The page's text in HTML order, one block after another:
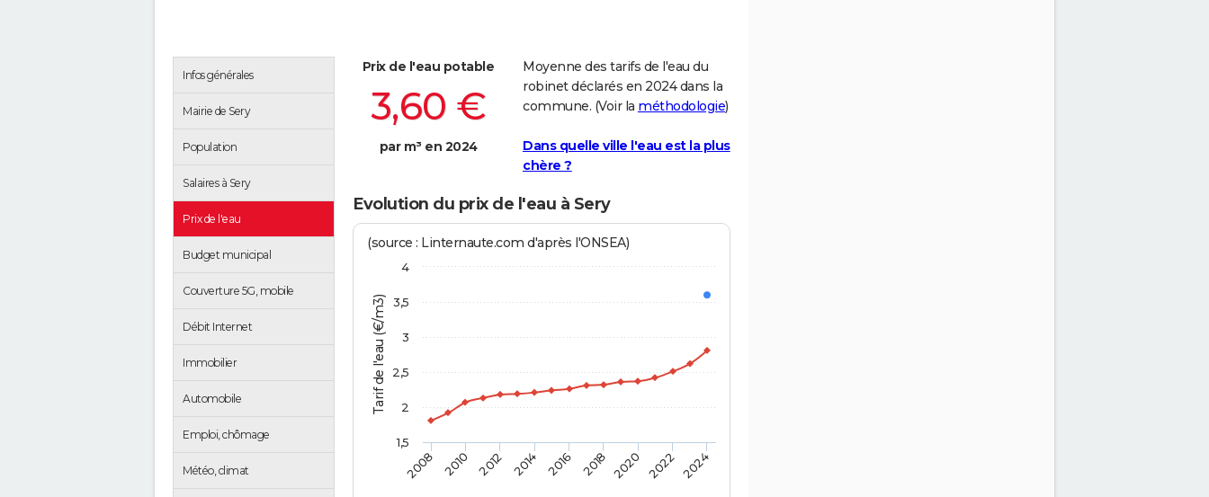
Infos générales
Mairie de Sery
Population
Salaires à Sery
Prix de l'eau
Budget municipal
Couverture 5G, mobile
Débit Internet
Immobilier
Automobile
Emploi, chômage
Météo, climat
Prix de l'eau potable
3,60 €
par m³ en 2024
Moyenne des tarifs de l'eau du
robinet déclarés en 2024 dans la
commune. (Voir la méthodologie)
Dans quelle ville l'eau est la plus
chère ?
Evolution du prix de l'eau à Sery
Tarif de l'eau (€/m3)
(source : Linternaute.com d'après l'ONSEA)
2008 2010 2012 2014 2016 2018 2020 2022 2024
1,5
2
2,5
3
3,5
4